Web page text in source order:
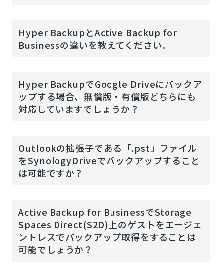
Hyper BackupとActive Backup for
Businessの違いを教えてください。
Hyper BackupでGoogle Driveにバックア
ップする場合、無償版・有償版どちらにも
対応していますでしょうか？
Outlookの拡張子である「.pst」ファイル
をSynologyDriveでバックアップすること
は可能ですか？
Active Backup for BusinessでStorage
Spaces Direct(S2D)上のゲストをエージェ
ントレスでバックアップ取得をすることは
可能でしょうか？